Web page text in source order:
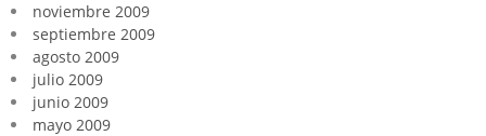
noviembre 2009
septiembre 2009
agosto 2009
julio 2009
junio 2009
mayo 2009